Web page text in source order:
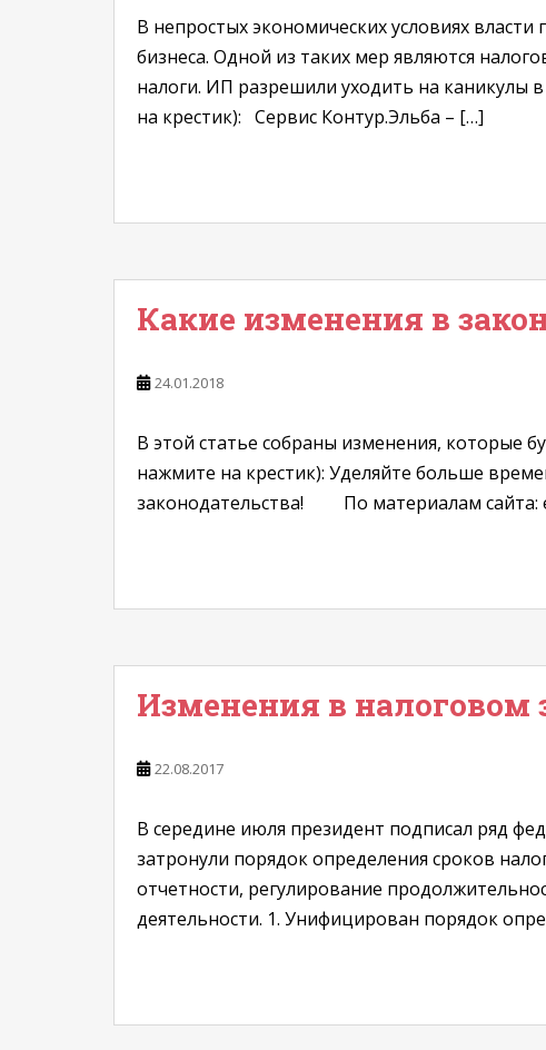
В непростых экономических условиях
бизнеса. Одной из таких мер являются
налоги. ИП разрешили уходить на каникулы
на крестик): Сервис Контур.Эльба – […]
Какие изменения в
24.01.2018
В этой статье собраны изменения, которые
нажмите на крестик): Уделяйте больше
законодательства! По материалам сайта:
Изменения в налоговом
22.08.2017
В середине июля президент подписал ряд
затронули порядок определения сроков
отчетности, регулирование
деятельности. 1. Унифицирован порядок